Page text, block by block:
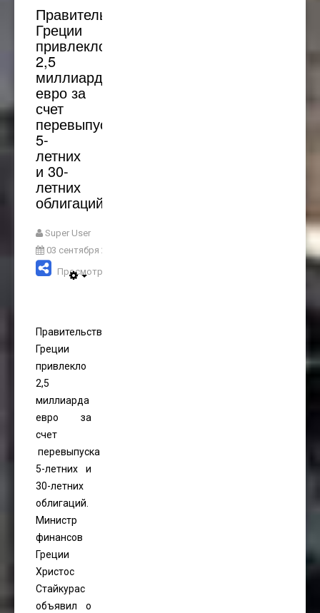
Правительство
Греции
привлекло
2,5
миллиарда
евро за
счет
перевыпуска
5-
летних
и 30-
летних
облигаций
Super User
03 сентября 2021
Просмотров: 3184
Правительство
Греции
привлекло
2,5
миллиарда
евро за
счет
перевыпуска
5-летних и
30-летних
облигаций.
Министр
финансов
Греции
Христос
Стайкурас
объявил о